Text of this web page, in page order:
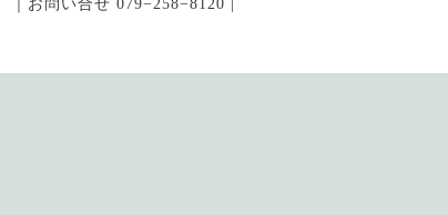
｜お問い合せ 079−258−8120 |